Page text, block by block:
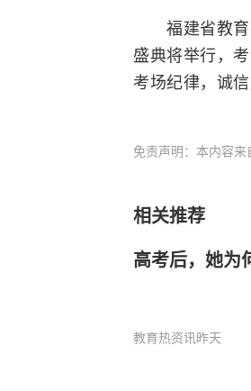
福建省教育
盛典将举行，
考场纪律，诚
免责声明：本内容来
相关推荐
高考后，她为
教育热资讯昨天